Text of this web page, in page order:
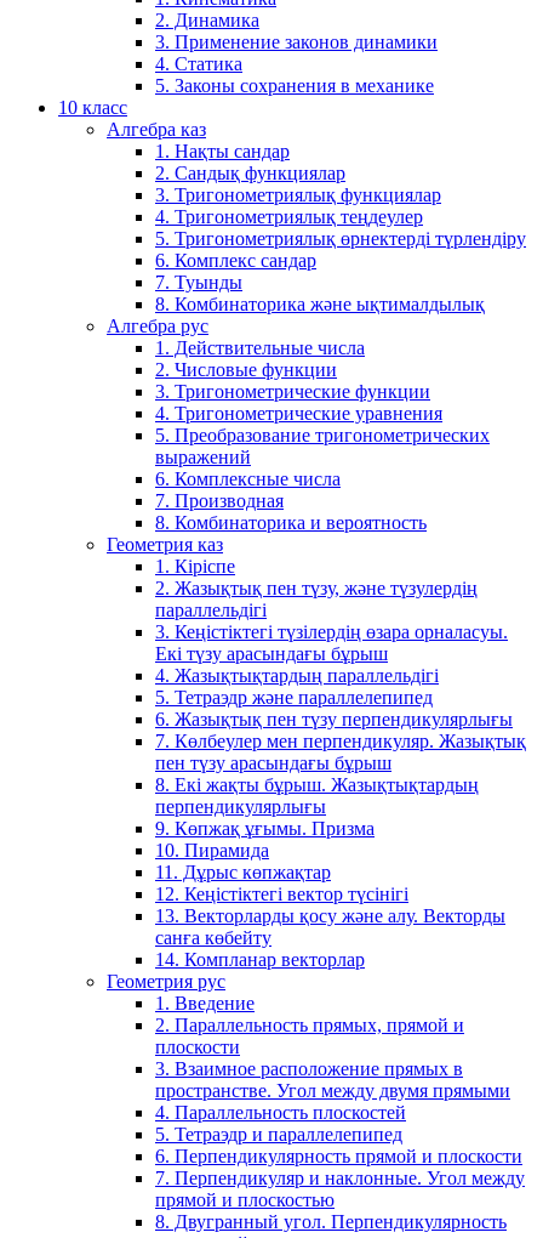
2. Динамика
3. Применение законов динамики
4. Статика
5. Законы сохранения в механике
10 класс
Алгебра каз
1. Нақты сандар
2. Сандық функциялар
3. Тригонометриялық функциялар
4. Тригонометриялық теңдеулер
5. Тригонометриялық өрнектерді түрлендіру
6. Комплекс сандар
7. Туынды
8. Комбинаторика және ықтималдылық
Алгебра рус
1. Действительные числа
2. Числовые функции
3. Тригонометрические функции
4. Тригонометрические уравнения
5. Преобразование тригонометрических
выражений
6. Комплексные числа
7. Производная
8. Комбинаторика и вероятность
Геометрия каз
1. Кіріспе
2. Жазықтық пен түзу, және түзулердің
параллельдігі
3. Кеңістіктегі түзілердің өзара орналасуы.
Екі түзу арасындағы бұрыш
4. Жазықтықтардың параллельдігі
5. Тетраэдр және параллелепипед
6. Жазықтық пен түзу перпендикулярлығы
7. Көлбеулер мен перпендикуляр. Жазықтық
пен түзу арасындағы бұрыш
8. Екі жақты бұрыш. Жазықтықтардың
перпендикулярлығы
9. Көпжақ ұғымы. Призма
10. Пирамида
11. Дұрыс көпжақтар
12. Кеңістіктегі вектор түсінігі
13. Векторларды қосу және алу. Векторды
санға көбейту
14. Компланар векторлар
Геометрия рус
1. Введение
2. Параллельность прямых, прямой и
плоскости
3. Взаимное расположение прямых в
пространстве. Угол между двумя прямыми
4. Параллельность плоскостей
5. Тетраэдр и параллелепипед
6. Перпендикулярность прямой и плоскости
7. Перпендикуляр и наклонные. Угол между
прямой и плоскостью
8. Двугранный угол. Перпендикулярность